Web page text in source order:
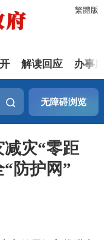
繁體版
解读回应 办事
无障碍浏览
灾“零距
防护网”